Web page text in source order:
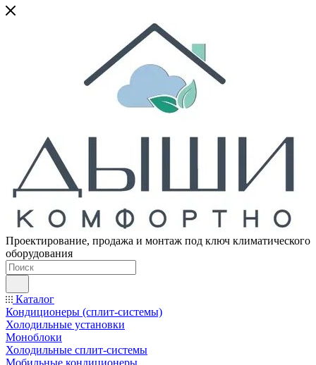
Проектирование, продажа и монтаж под ключ климатического
оборудования
Каталог
Кондиционеры (сплит-системы)
Холодильные установки
Моноблоки
Холодильные сплит-системы
Мобильные кондиционеры